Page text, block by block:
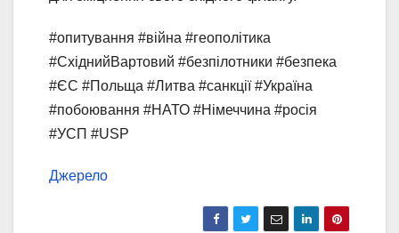
#опитування #війна #геополітика
#СхіднийВартовий #безпілотники #безпека
#ЄС #Польща #Литва #санкції #Україна
#побоювання #НАТО #Німеччина #росія
#УСП #USP
Джерело